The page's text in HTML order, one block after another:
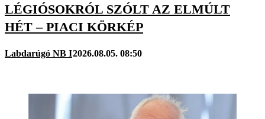
LÉGIÓSOKRÓL SZÓLT AZ ELMÚLT
HÉT – PIACI KÖRKÉP
Labdarúgó NB I2026.08.05. 08:50